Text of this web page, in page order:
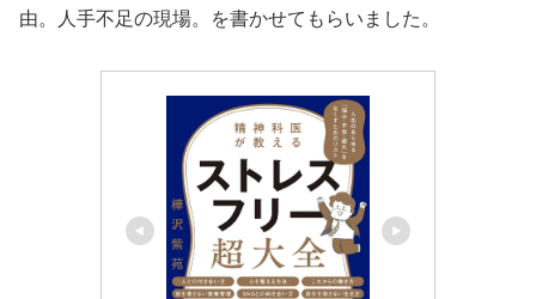
由。人手不足の現場。を書かせてもらいました。